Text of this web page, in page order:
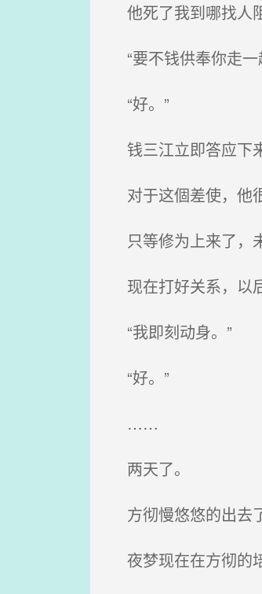
他死了我到哪找人
“要不钱供奉你走一
“好。”
钱三江立即答应下
对于这個差使，他
只等修为上来了，
现在打好关系，
“我即刻动身。”
“好。”
……
两天了。
方彻慢悠悠的出去
夜梦现在在方彻的培